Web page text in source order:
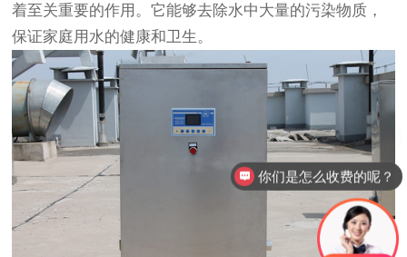
着至关重要的作用。它能够去除水中大量的污染物质，
保证家庭用水的健康和卫生。
你们是怎么收费的呢？